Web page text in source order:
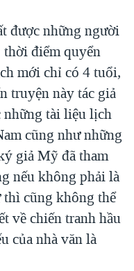
được những người
điểm quyển
mới chỉ có 4 tuổi,
truyện này tác giả
những tài liệu lịch
cũng như những
giả Mỹ đã tham
nếu không phải là
thì cũng không thể
về chiến tranh hầu
của nhà văn là